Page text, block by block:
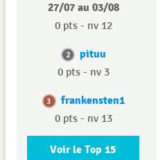
27/07 au 03/08
0 pts - nv 12
2 pituu
0 pts - nv 3
3 frankensten1
0 pts - nv 13
Voir le Top 15